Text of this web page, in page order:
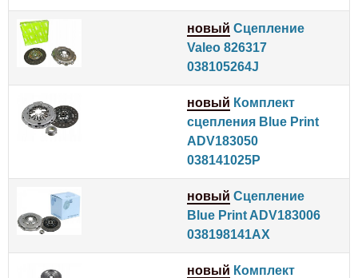
новый Сцепление
Valeo 826317
038105264J
новый Комплект
сцепления Blue Print
ADV183050
038141025P
новый Сцепление
Blue Print ADV183006
038198141AX
новый Комплект